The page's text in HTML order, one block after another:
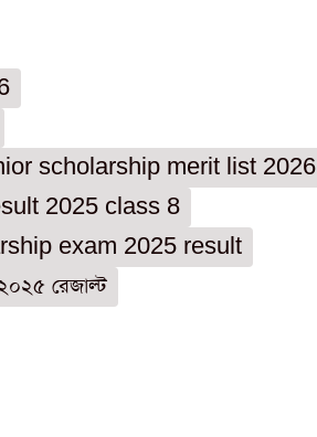
scholarship merit list 2026
2025 class 8
exam 2025 result
২০২৫ রেজাল্ট